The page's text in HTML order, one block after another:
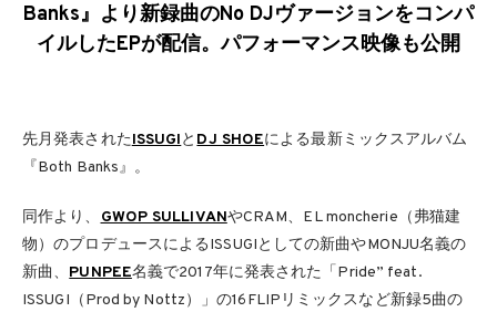
Banks』より新録曲のNo DJヴァージョンをコンパ
イルしたEPが配信。パフォーマンス映像も公開
先月発表されたISSUGIと DJ SHOEによる最新ミックスアルバム
『Both Banks』。
同作より、 GWOP SULLIVANやCRAM、EL moncherie（弗猫建
物）のプロデュースによるISSUGIとしての新曲やMONJU名義の
新曲、 PUNPEE名義で2017年に発表された「Pride” feat.
ISSUGI（Prod by Nottz）」の16FLIPリミックスなど新録5曲の